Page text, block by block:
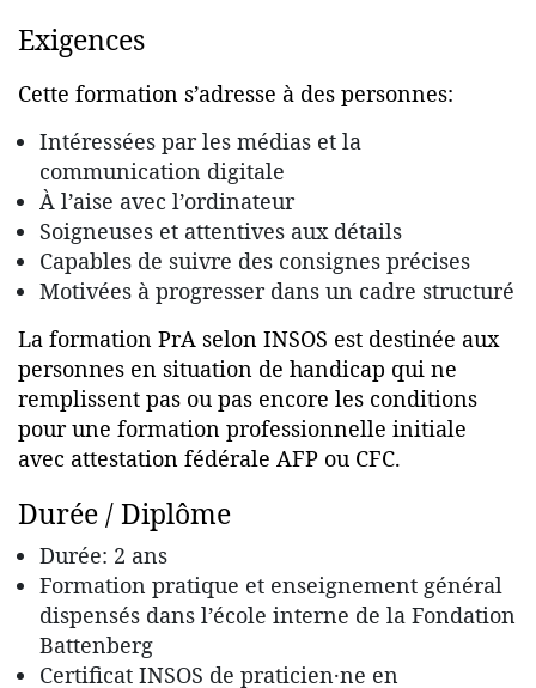
Exigences
Cette formation s’adresse à des personnes:
Intéressées par les médias et la
communication digitale
À l’aise avec l’ordinateur
Soigneuses et attentives aux détails
Capables de suivre des consignes précises
Motivées à progresser dans un cadre structuré
La formation PrA selon INSOS est destinée aux
personnes en situation de handicap qui ne
remplissent pas ou pas encore les conditions
pour une formation professionnelle initiale
avec attestation fédérale AFP ou CFC.
Durée / Diplôme
Durée: 2 ans
Formation pratique et enseignement général
dispensés dans l’école interne de la Fondation
Battenberg
Certificat INSOS de praticien·ne en